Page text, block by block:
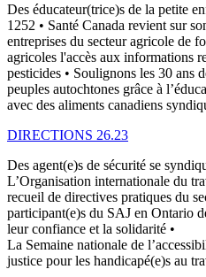
Des éducateur(trice)s de la petite
1252 • Santé Canada revient sur
entreprises du secteur agricole de
agricoles l'accès aux informations
pesticides • Soulignons les 30 ans
peuples autochtones grâce à
avec des aliments canadiens
DIRECTIONS 26.23
Des agent(e)s de sécurité se
L’Organisation internationale du
recueil de directives pratiques du
participant(e)s du SAJ en Ontario
leur confiance et la solidarité •
La Semaine nationale de
justice pour les handicapé(e)s au